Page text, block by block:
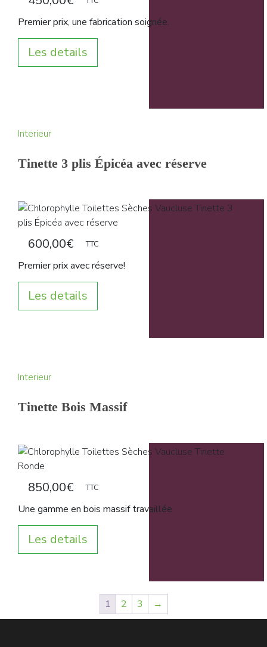
Premier prix, une fabrication soignée.
Les details
Interieur
Tinette 3 plis Épicéa avec réserve
600,00€ TTC
Premier prix avec réserve!
Les details
Interieur
Tinette Bois Massif
850,00€ TTC
Une gamme en bois massif travaillée
Les details
1 2 3 →